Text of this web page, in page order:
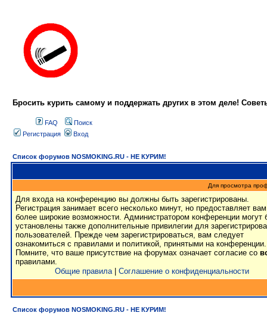
Бросить курить самому и поддержать других в этом деле!
FAQ
Поиск
Регистрация
Вход
Список форумов NOSMOKING.RU - НЕ КУРИМ!
Для просмотра
Для входа на конференцию вы должны быть зарегистрированы.
Регистрация занимает всего несколько минут, но предоставляет вам
более широкие возможности. Администратором конференции могут
установлены также дополнительные привилегии для
пользователей. Прежде чем зарегистрироваться, вам следует
ознакомиться с правилами и политикой, принятыми на конференции.
Помните, что ваше присутствие на форумах означает согласие со
правилами.
Общие правила| Соглашение о конфиденциальности
Список форумов NOSMOKING.RU - НЕ КУРИМ!